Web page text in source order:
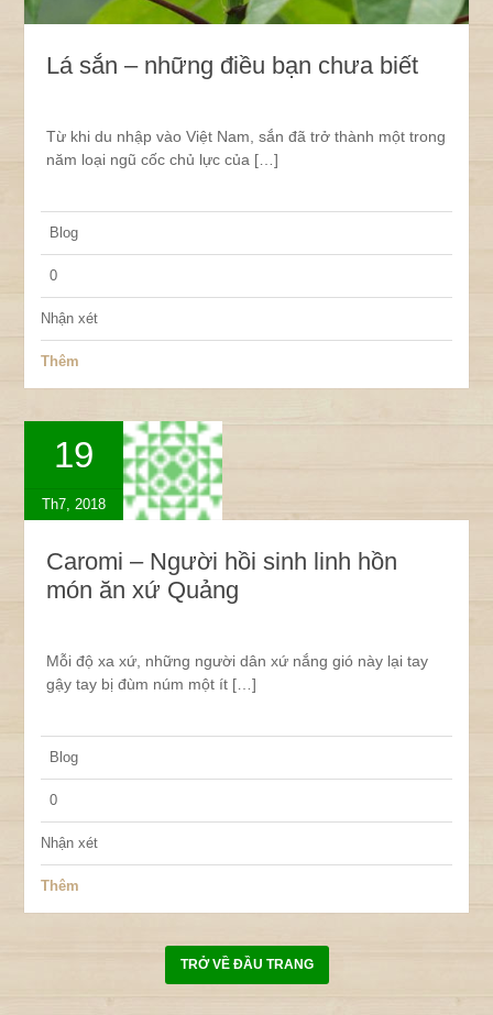
Lá sắn – những điều bạn chưa biết
Từ khi du nhập vào Việt Nam, sắn đã trở thành một trong
năm loại ngũ cốc chủ lực của […]
Blog
0
Nhận xét
Thêm
19
Th7, 2018
Caromi – Người hồi sinh linh hồn
món ăn xứ Quảng
Mỗi độ xa xứ, những người dân xứ nắng gió này lại tay
gậy tay bị đùm núm một ít […]
Blog
0
Nhận xét
Thêm
TRỞ VỀ ĐẦU TRANG